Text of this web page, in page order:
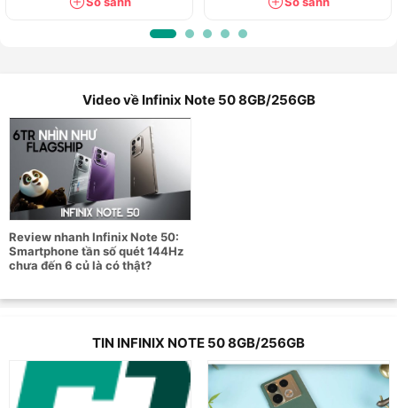
năng xử lý mượt mà các tác vụ hàng ngày và cả các
50MP cho hình ảnh sắc nét, 8MP cho góc chụp đa
dạng và 2MP hỗ trợ chụp các chi tiết siêu gần.
Viên pin dung lượng 5200mAh kết hợp công nghệ sạc
nhanh 45W giúp bạn yên tâm sử dụng suốt cả ngày
mà không lo ngắt quãng.
Hỗ trợ các kết nối mạng không dây như 4G, Wi-Fi,
Bluetooth 5.4 và cổng sạc USB Type-C, mang đến trải
nghiệm kết nối ổn định và linh hoạt.
Thông tin chung
Video về Infinix Note 50 8GB/256GB
Review nhanh Infinix Note 50:
Smartphone tần số quét 144Hz
chưa đến 6 củ là có thật?
TIN INFINIX NOTE 50 8GB/256GB